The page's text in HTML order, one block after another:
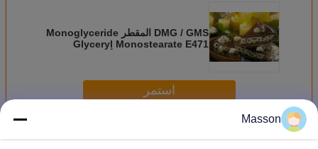
DMG / GMS المقطر Monoglyceride
Glyceryl Monostearate E471
استمر
أكثرE471 مستحلب
Masson